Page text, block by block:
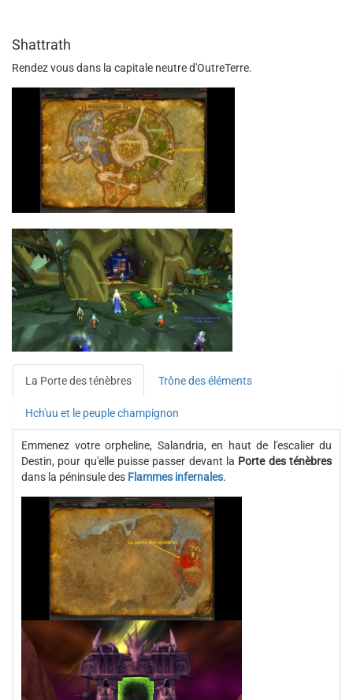
Shattrath
Rendez vous dans la capitale neutre d'OutreTerre.
La Porte des ténèbres Trône des éléments
Hch'uu et le peuple champignon
Emmenez votre orpheline, Salandria, en haut de l'escalier du
Destin, pour qu'elle puisse passer devant la Porte des ténèbres
dans la péninsule des Flammes infernales.